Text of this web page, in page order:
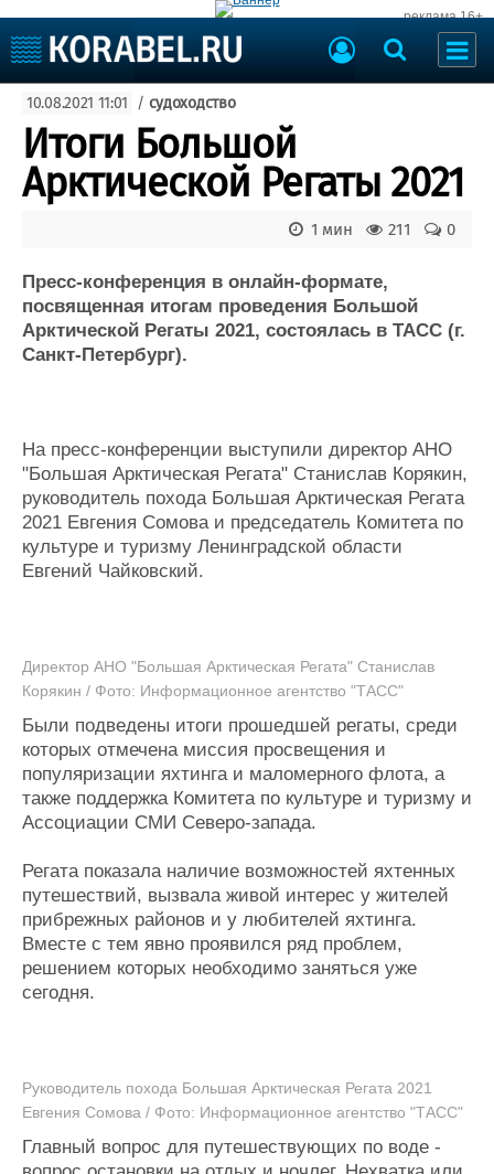
реклама 16+
Судоходство
Судоремонт
События
Пресс-релизы
Порты
Рыболовство
Еще
Судостроение
Пульс
Работа
Крюинг
Журнал
Реклама
Торговая площадка
Материалы
Услуги
Личности
Словарь
Форум
Отзывы
Все службы
10.08.2021 11:01 / судоходство
Итоги Большой
Арктической Регаты 2021
0
211
1 мин
Пресс-конференция в онлайн-формате,
посвященная итогам проведения Большой
Арктической Регаты 2021, состоялась в ТАСС (г.
Санкт-Петербург).
На пресс-конференции выступили директор АНО
"Большая Арктическая Регата" Станислав Корякин,
руководитель похода Большая Арктическая Регата
2021 Евгения Сомова и председатель Комитета по
культуре и туризму Ленинградской области
Евгений Чайковский.
Директор АНО "Большая Арктическая Регата" Станислав
Корякин / Фото: Информационное агентство "ТАСС"
Были подведены итоги прошедшей регаты, среди
которых отмечена миссия просвещения и
популяризации яхтинга и маломерного флота, а
также поддержка Комитета по культуре и туризму и
Ассоциации СМИ Северо-запада.
Регата показала наличие возможностей яхтенных
путешествий, вызвала живой интерес у жителей
прибрежных районов и у любителей яхтинга.
Вместе с тем явно проявился ряд проблем,
решением которых необходимо заняться уже
сегодня.
Руководитель похода Большая Арктическая Регата 2021
Евгения Сомова / Фото: Информационное агентство "ТАСС"
Главный вопрос для путешествующих по воде -